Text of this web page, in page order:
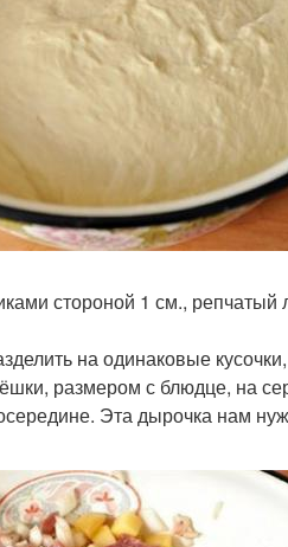
стороной 1 см., репчатый
на одинаковые
размером с блюдце, на
Эта дырочка нам